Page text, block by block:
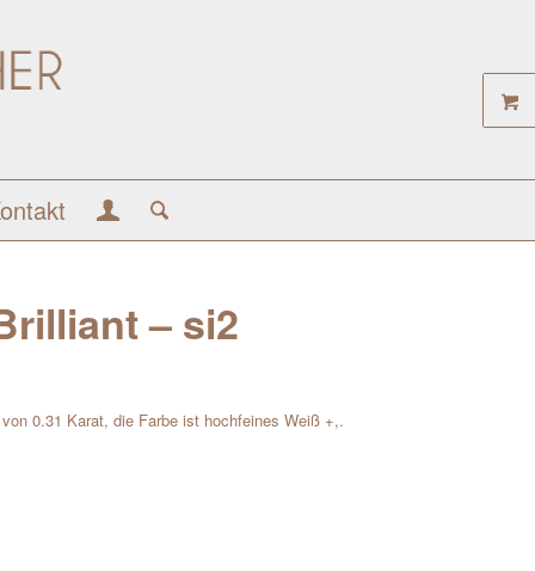
– si2
0.31 Karat, die Farbe ist hochfeines Weiß +,.